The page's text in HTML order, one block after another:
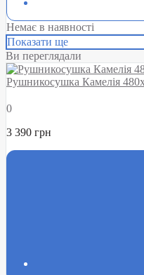
Немає в наявності
Показати ще
Ви переглядали
Рушникосушка Камелія
0
3 390 грн